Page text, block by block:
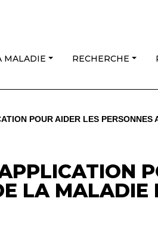
MALADIE RECHERCHE
POUR AIDER LES
LA MALADIE